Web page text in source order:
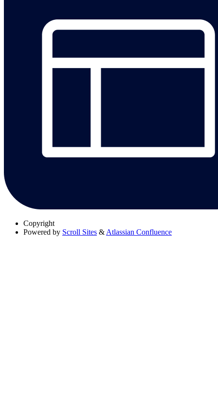
Copyright
Powered by Scroll Sites & Atlassian Confluence